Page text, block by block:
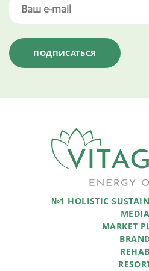
№1 HOLISTIC
MEDIA
MARKET
REHAB